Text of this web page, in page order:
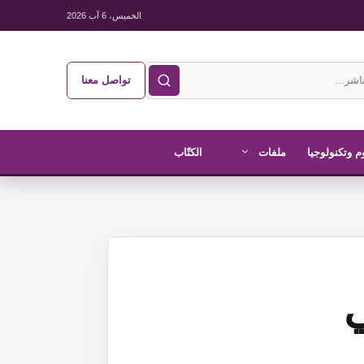
الخميس، 6 آب 2026
تواصل معنا
وتكنولوجيا ملفات الكتّاب